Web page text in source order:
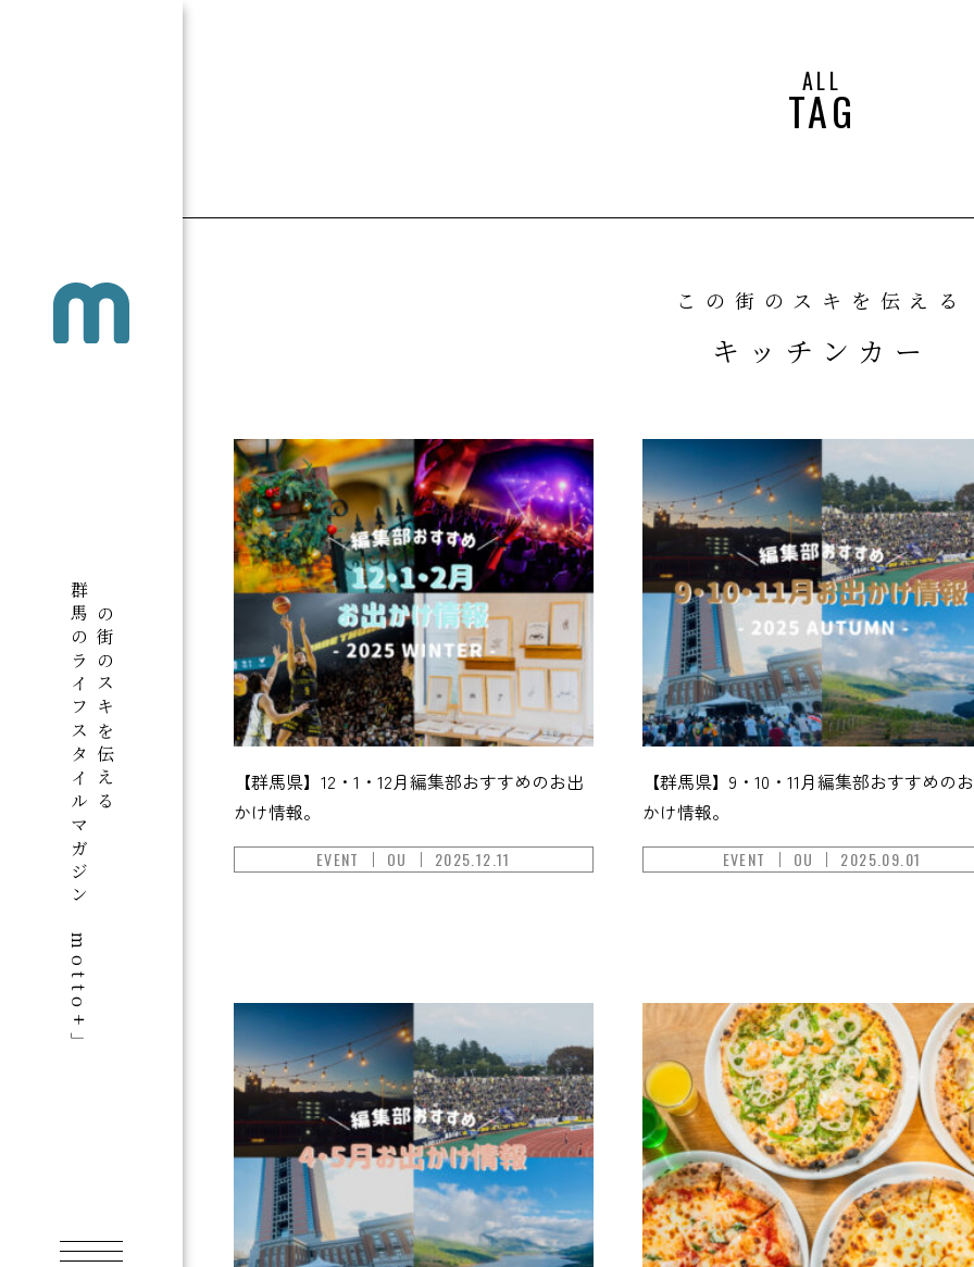
この街のスキを伝える
群馬のライフスタイルマガジン「motto+」
ALL
TAG
この街のスキを伝える
キッチンカー
【群馬県】12・1・12月編集部おすすめのお出
かけ情報。
EVENT OU 2025.12.11
【群馬県】9・10・11月編集部おすすめの
かけ情報。
EVENT OU 2025.09.01